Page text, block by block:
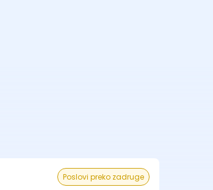
Poslovi preko zadruge